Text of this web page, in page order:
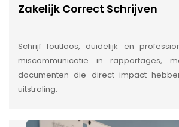
Zakelijk Correct Schrijven
Schrijf foutloos, duidelijk en
miscommunicatie in rapportages,
documenten die direct impact
uitstraling.